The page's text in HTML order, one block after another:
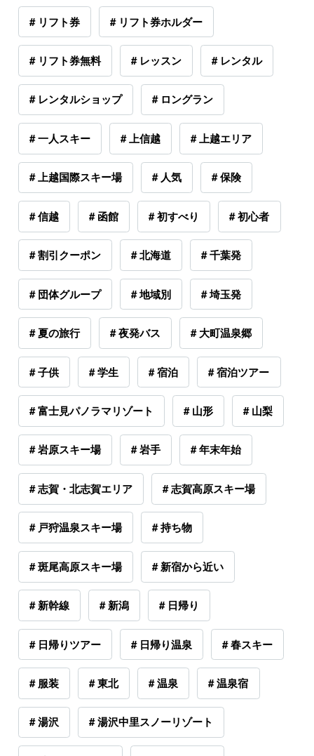
# リフト券 # リフト券ホルダー
# リフト券無料 # レッスン # レンタル
# レンタルショップ # ロングラン
# 一人スキー # 上信越 # 上越エリア
# 上越国際スキー場 # 人気 # 保険
# 信越 # 函館 # 初すべり # 初心者
# 割引クーポン # 北海道 # 千葉発
# 団体グループ # 地域別 # 埼玉発
# 夏の旅行 # 夜発バス # 大町温泉郷
# 子供 # 学生 # 宿泊 # 宿泊ツアー
# 富士見パノラマリゾート # 山形 # 山梨
# 岩原スキー場 # 岩手 # 年末年始
# 志賀・北志賀エリア # 志賀高原スキー場
# 戸狩温泉スキー場 # 持ち物
# 斑尾高原スキー場 # 新宿から近い
# 新幹線 # 新潟 # 日帰り
# 日帰りツアー # 日帰り温泉 # 春スキー
# 服装 # 東北 # 温泉 # 温泉宿
# 湯沢 # 湯沢中里スノーリゾート